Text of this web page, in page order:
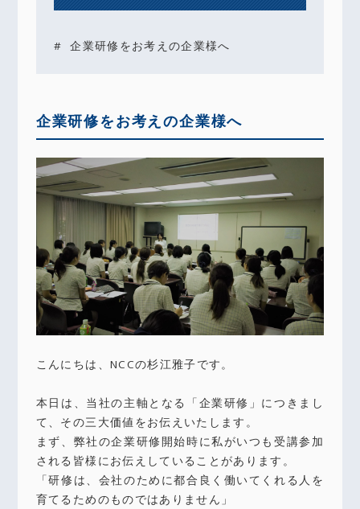
企業研修をお考えの企業様へ
企業研修をお考えの企業様へ
こんにちは、NCCの杉江雅子です。
本日は、当社の主軸となる「企業研修」につきまし
て、その三大価値をお伝えいたします。
まず、弊社の企業研修開始時に私がいつも受講参加
される皆様にお伝えしていることがあります。
「研修は、会社のために都合良く働いてくれる人を
育てるためのものではありません」